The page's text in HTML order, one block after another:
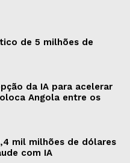
de 5 milhões de
da IA para acelerar
Angola entre os
mil milhões de dólares
com IA